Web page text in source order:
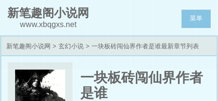
新笔趣阁小说网
www.xbqgxs.net
菜单
新笔趣阁小说网 > 玄幻小说 > 一块板砖闯仙界作者是谁最新章节列表
一块板砖闯仙界作者
是谁